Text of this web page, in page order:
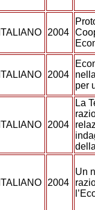
ITALIANO 2004
ITALIANO 2004
per
ITALIANO 2004
La
ITALIANO 2004
Un